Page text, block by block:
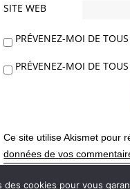
SITE WEB
PRÉVENEZ-MOI DE
PRÉVENEZ-MOI DE
Ce site utilise Akismet pour
données de vos
des cookies pour vous